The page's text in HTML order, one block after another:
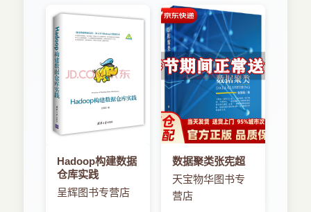
Hadoop构建数据
仓库实践
呈辉图书专营店
数据聚类张宪超
天宝物华图书专
营店